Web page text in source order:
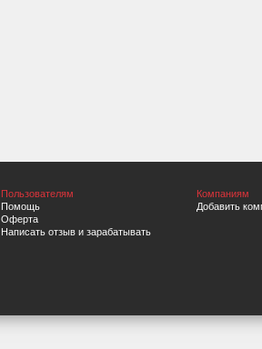
Пользователям
Помощь
Оферта
Написать отзыв и зарабатывать
Компаниям
Добавить